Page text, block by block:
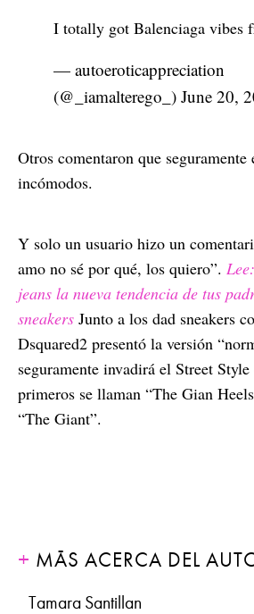
I totally got Balenciaga vibes
— autoeroticappreciation
(@_iamalterego_) June 20,
Otros comentaron que seguramente
incómodos.
Y solo un usuario hizo un
amo no sé por qué, los quiero”.
jeans la nueva tendencia de tus
sneakers Junto a los dad sneakers
Dsquared2 presentó la versión
seguramente invadirá el Street
primeros se llaman “The Gian
“The Giant”.
MÁS ACERCA DEL
Tamara Santillan